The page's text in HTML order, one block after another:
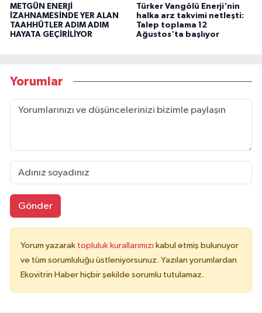
METGÜN ENERJİ
İZAHNAMESİNDE YER ALAN
TAAHHÜTLER ADIM ADIM
HAYATA GEÇİRİLİYOR
Türker Vangölü Enerji'nin
halka arz takvimi netleşti:
Talep toplama 12
Ağustos'ta başlıyor
Yorumlar
Gönder
Yorum yazarak topluluk kurallarımızı kabul etmiş bulunuyor
ve tüm sorumluluğu üstleniyorsunuz. Yazılan yorumlardan
Ekovitrin Haber hiçbir şekilde sorumlu tutulamaz.